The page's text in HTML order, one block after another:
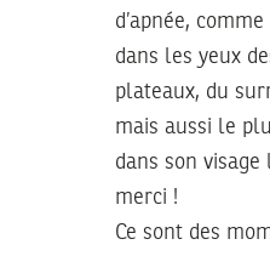
d’apnée,
dans les yeux
plateaux, du
mais aussi le
dans son
merci !
Ce sont des